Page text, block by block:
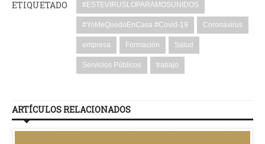
ETIQUETADO #ESTEVIRUSLOPARAMOSUNIDOS
#YoMeQuedoEnCasa #Covid-19 Coronavirus
empresa Formación Salud
Servicios Públicos trabajo
ARTÍCULOS RELACIONADOS